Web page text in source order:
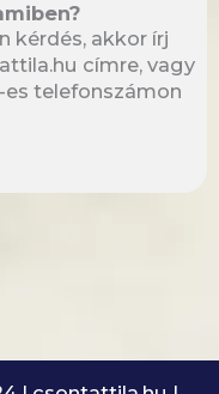
kérdés, akkor írj
címre, vagy
es telefonszámon